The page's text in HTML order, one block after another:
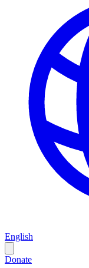
English
Donate